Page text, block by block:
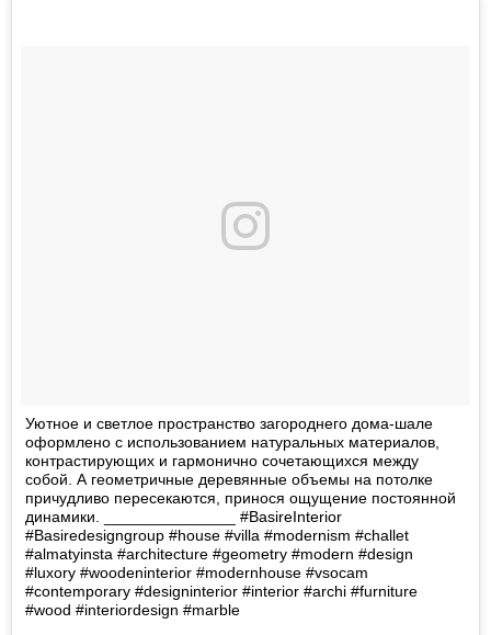
Уютное и светлое пространство загороднего дома-шале
оформлено с использованием натуральных материалов,
контрастирующих и гармонично сочетающихся между
собой. А геометричные деревянные объемы на потолке
причудливо пересекаются, принося ощущение постоянной
динамики. _______________ #BasireInterior
#Basiredesigngroup #house #villa #modernism #challet
#almatyinsta #architecture #geometry #modern #design
#luxory #woodeninterior #modernhouse #vsocam
#contemporary #designinterior #interior #archi #furniture
#wood #interiordesign #marble